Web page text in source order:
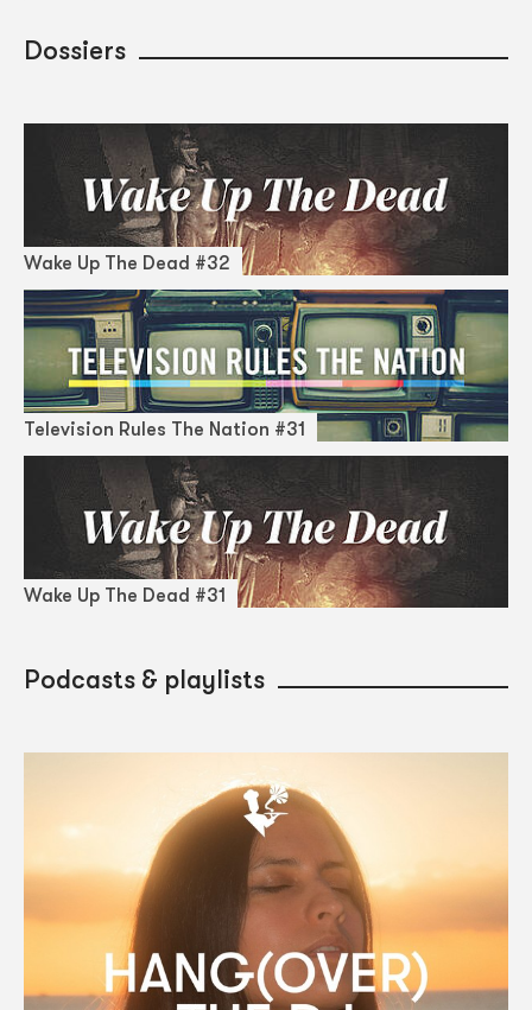
Dossiers
Wake Up The Dead #32
Television Rules The Nation #31
Wake Up The Dead #31
Podcasts & playlists